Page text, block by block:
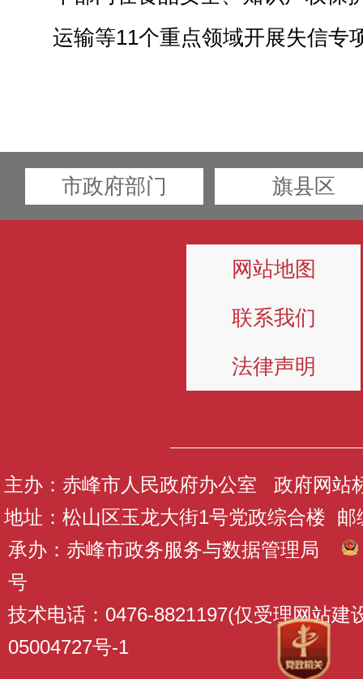
运输等11个重点领域开展失信专
市政府部门 旗县区
网站地图
联系我们
法律声明
主办：赤峰市人民政府办公室 政府网站
地址：松山区玉龙大街1号党政综合楼 邮
承办：赤峰市政务服务与数据管理局
号
技术电话：0476-8821197(仅受理网站建
05004727号-1